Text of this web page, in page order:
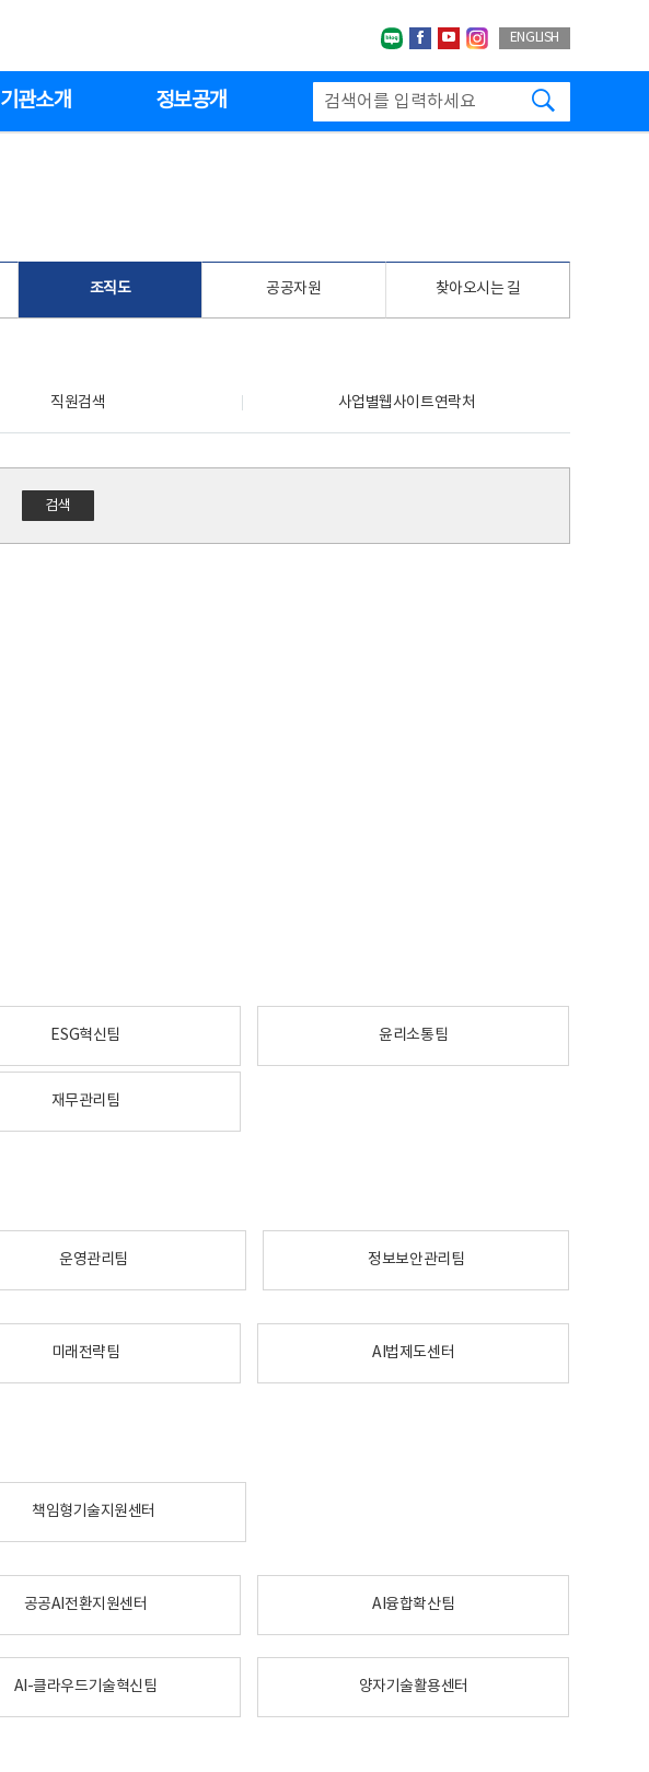
네이버블로그
페이스북
유투브인스타그랩
ENGLISH
기관소개 정보공개
조직도 공공자원 찾아오시는 길
직원검색 사업별웹사이트연락처
검색
ESG혁신팀 윤리소통팀
재무관리팀
운영관리팀 정보보안관리팀
미래전략팀 AI법제도센터
책임형기술지원센터
공공AI전환지원센터 AI융합확산팀
AI-클라우드기술혁신팀 양자기술활용센터